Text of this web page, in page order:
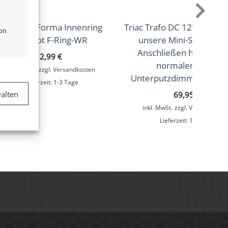
3er-Pack Forma Innenring
weinrot F-Ring-WR
2,99 €
zzgl.Versandkosten
Lieferzeit: 1-3 Tage
Triac Trafo DC 12V
unsere Mini-Spots |
Anschließen hinter
normalen 230V
Unterputzdimmer | 12-
69,95
inkl. MwSt. zzgl.
Lieferzeit: 1-3 Tage